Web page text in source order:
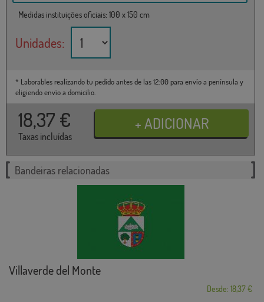
Medidas instituições oficiais: 100 x 150 cm
Unidades:
* Laborables realizando tu pedido antes de las 12:00 para envío a península y
eligiendo envío a domicilio.
18,37 €
Taxas incluídas
Bandeiras relacionadas
Villaverde del Monte
Desde: 18,37 €